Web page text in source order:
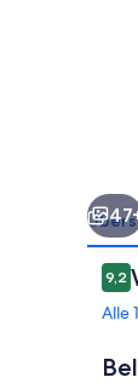
9,29,2
Alle